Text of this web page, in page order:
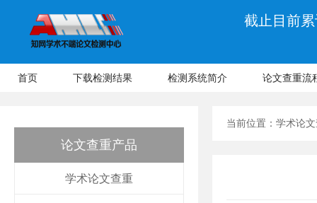
截止目前
首页 下载检测结果 检测系统简介 论文查重流
论文查重产品
学术论文查重
当前位置： 学术论